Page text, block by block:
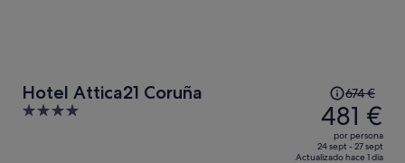
Hotel Attica21 Coruña
4
El
precio
era
de
674 €
481 €
por persona
24 sept - 27 sept
Actualizado hace 1 día